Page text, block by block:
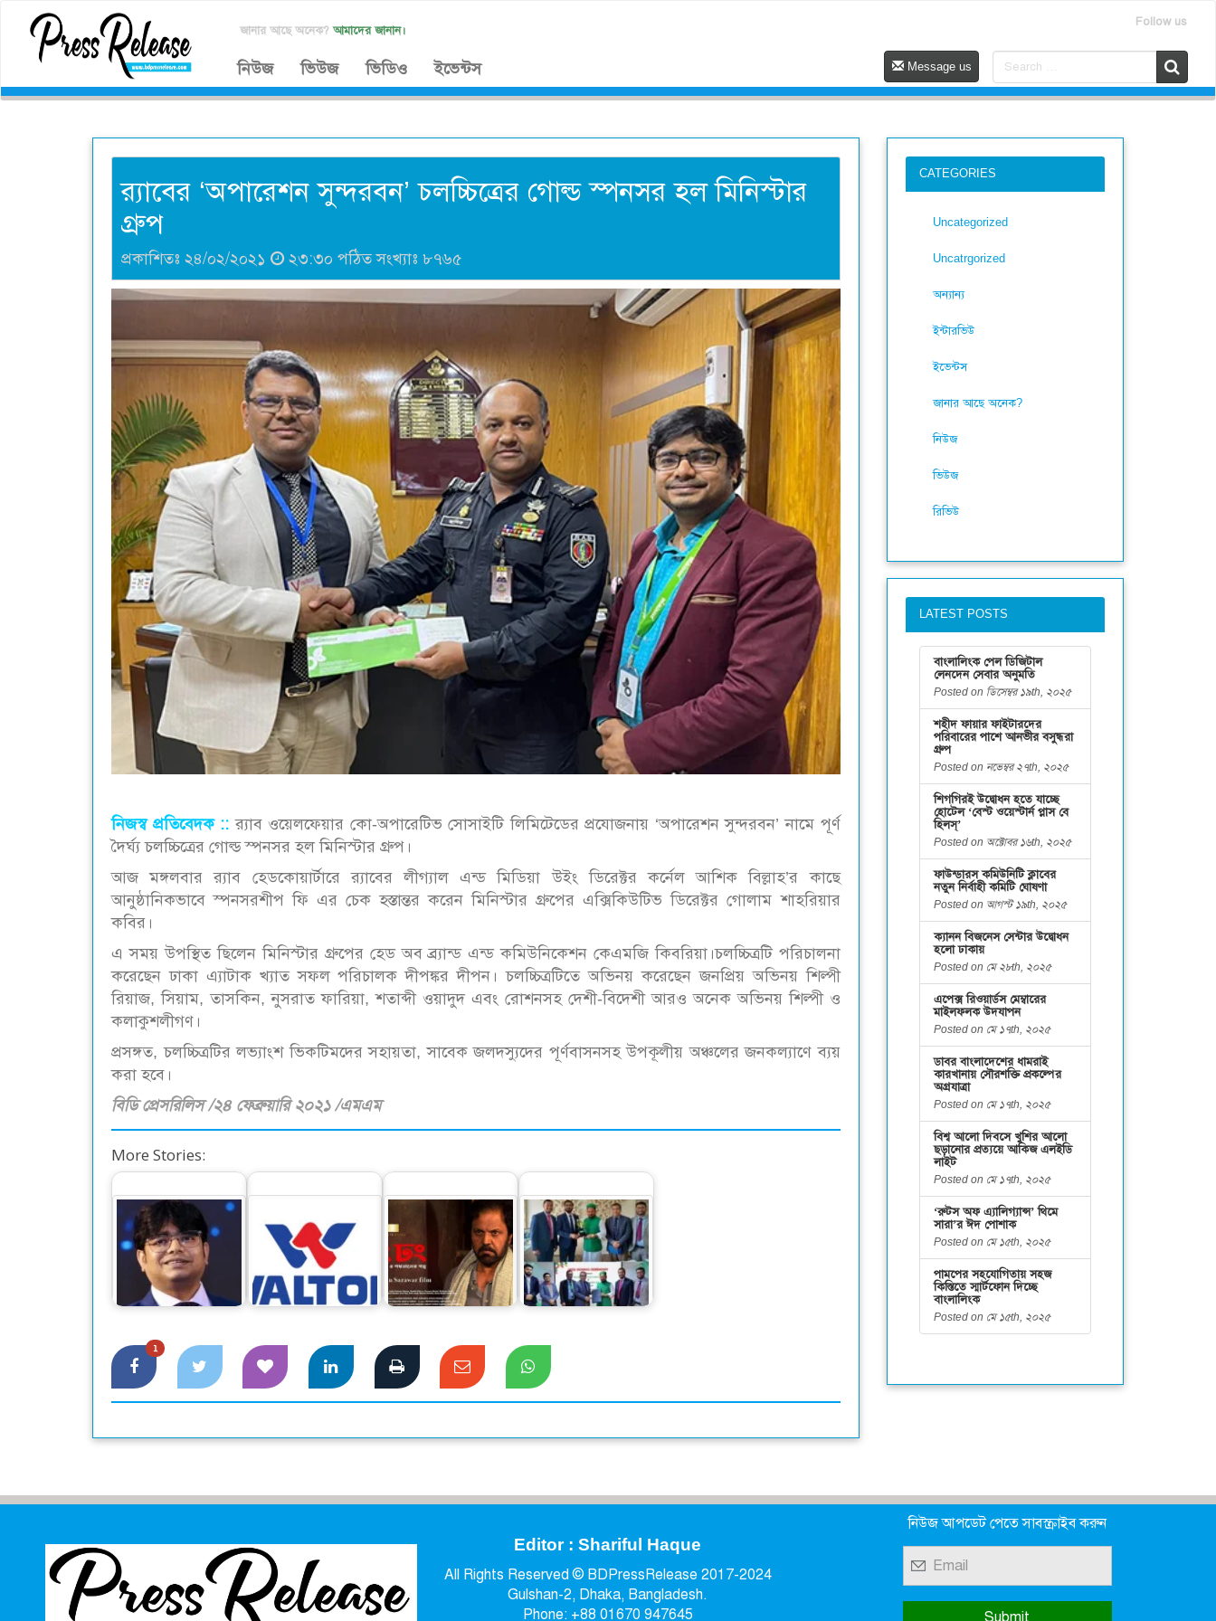
জানার আছে অনেক? আমাদের জানান।
Follow us
নিউজ ভিউজ ভিডিও ইভেন্টস Message us
র‍্যাবের ‘অপারেশন সুন্দরবন’ চলচ্চিত্রের গোল্ড স্পনসর হল মিনিস্টার
গ্রুপ
প্রকাশিতঃ ২৪/০২/২০২১ ২৩:৩০ পঠিত সংখ্যাঃ ৮৭৬৫
নিজস্ব প্রতিবেদক ::র‍্যাব ওয়েলফেয়ার কো-অপারেটিভ সোসাইটি লিমিটেডের প্রযোজনায় ‘অপারেশন সুন্দরবন’ নামে পূর্ণ
দৈর্ঘ্য চলচ্চিত্রের গোল্ড স্পনসর হল মিনিস্টার গ্রুপ।
আজ মঙ্গলবার র‍্যাব হেডকোয়ার্টারে র‍্যাবের লীগ্যাল এন্ড মিডিয়া উইং ডিরেক্টর কর্নেল আশিক বিল্লাহ’র কাছে
আনুষ্ঠানিকভাবে স্পনসরশীপ ফি এর চেক হস্তান্তর করেন মিনিস্টার গ্রুপের এক্সিকিউটিভ ডিরেক্টর গোলাম শাহরিয়ার
কবির।
এ সময় উপস্থিত ছিলেন মিনিস্টার গ্রুপের হেড অব ব্র্যান্ড এন্ড কমিউনিকেশন কেএমজি কিবরিয়া।চলচ্চিত্রটি পরিচালনা
করেছেন ঢাকা এ্যাটাক খ্যাত সফল পরিচালক দীপঙ্কর দীপন। চলচ্চিত্রটিতে অভিনয় করেছেন জনপ্রিয় অভিনয় শিল্পী
রিয়াজ, সিয়াম, তাসকিন, নুসরাত ফারিয়া, শতাব্দী ওয়াদুদ এবং রোশনসহ দেশী-বিদেশী আরও অনেক অভিনয় শিল্পী ও
কলাকুশলীগণ।
প্রসঙ্গত, চলচ্চিত্রটির লভ্যাংশ ভিকটিমদের সহায়তা, সাবেক জলদস্যুদের পূর্ণবাসনসহ উপকূলীয় অঞ্চলের জনকল্যাণে ব্যয়
করা হবে।
বিডি প্রেসরিলিস /২৪ ফেব্রুয়ারি ২০২১ /এমএম
More Stories:
‘প্রযুক্তিগত উৎকর্ষের
দিক থেকে মিনিস্টার
টিভি…
ওয়ালটনের আকর্ষণীয়
ডিভিডেন্ড ঘোষণা :
সুদৃঢ়…
বড়পর্দায় মুক্তি পাচ্ছে রং
ঢং
মিনিস্টার গ্রুপ-ফরাজী
হাসপাতালের মাঝে
সমঝোতা
1
CATEGORIES
Uncategorized
Uncatrgorized
অন্যান্য
ইন্টারভিউ
ইভেন্টস
জানার আছে অনেক?
নিউজ
ভিউজ
রিভিউ
LATEST POSTS
বাংলালিংক পেল ডিজিটাল
লেনদেন সেবার অনুমতি
Posted on ডিসেম্বর ১৯th, ২০২৫
শহীদ ফায়ার ফাইটারদের
পরিবারের পাশে আনভীর বসুন্ধরা
গ্রুপ
Posted on নভেম্বর ২৭th, ২০২৫
শিগগিরই উদ্বোধন হতে যাচ্ছে
হোটেল ‘বেস্ট ওয়েস্টার্ন প্লাস বে
হিলস্’
Posted on অক্টোবর ১৬th, ২০২৫
ফাউন্ডারস কমিউনিটি ক্লাবের
নতুন নির্বাহী কমিটি ঘোষণা
Posted on আগস্ট ১৯th, ২০২৫
ক্যানন বিজনেস সেন্টার উদ্বোধন
হলো ঢাকায়
Posted on মে ২৮th, ২০২৫
এপেক্স রিওয়ার্ডস মেম্বারের
মাইলফলক উদযাপন
Posted on মে ১৭th, ২০২৫
ডাবর বাংলাদেশের ধামরাই
কারখানায় সৌরশক্তি প্রকল্পের
অগ্রযাত্রা
Posted on মে ১৭th, ২০২৫
বিশ্ব আলো দিবসে খুশির আলো
ছড়ানোর প্রত্যয়ে আকিজ এলইডি
লাইট
Posted on মে ১৭th, ২০২৫
‘রুটস অফ এ্যালিগ্যান্স’ থিমে
সারা’র ঈদ পোশাক
Posted on মে ১৫th, ২০২৫
পামপের সহযোগিতায় সহজ
কিস্তিতে স্মার্টফোন দিচ্ছে
বাংলালিংক
Posted on মে ১৫th, ২০২৫
Editor : Shariful Haque
All Rights Reserved © BDPressRelease 2017-2024
Gulshan-2, Dhaka, Bangladesh.
Phone: +88 01670 947645
নিউজ আপডেট পেতে সাবস্ক্রাইব করুন